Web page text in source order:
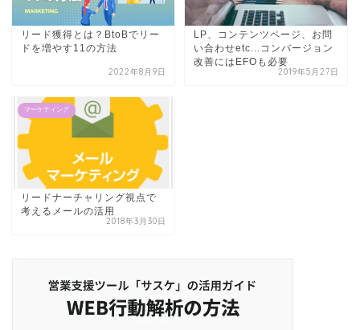
リード獲得とは？BtoBでリー
ドを増やす11の方法
2022年8月9日
LP、コンテンツページ、お問
い合わせetc...コンバージョン
改善にはEFOも必要
2019年5月27日
マーケティング
リードナーチャリング視点で
考えるメールの活用
2018年3月30日